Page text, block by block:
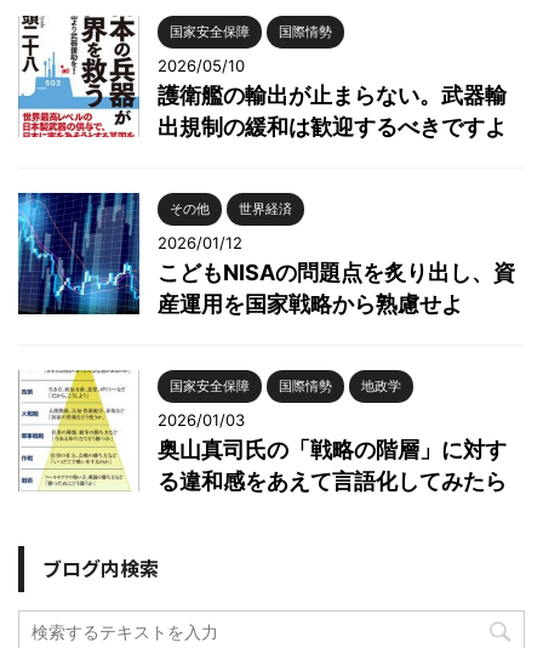
国家安全保障 国際情勢
2026/05/10
護衛艦の輸出が止まらない。武器輸
出規制の緩和は歓迎するべきですよ
その他 世界経済
2026/01/12
こどもNISAの問題点を炙り出し、資
産運用を国家戦略から熟慮せよ
国家安全保障 国際情勢 地政学
2026/01/03
奥山真司氏の「戦略の階層」に対す
る違和感をあえて言語化してみたら
ブログ内検索